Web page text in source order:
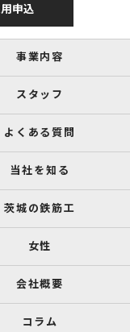
申込
事業内容
スタッフ
よくある質問
当社を知る
茨城の鉄筋工
女性
会社概要
コラム